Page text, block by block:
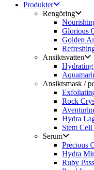
Produkter
Rengöring
Glorious
Golden
Ansiktsvatten
Hydrating
Ansiktsmask /
Rock
Hydra
Stem
Serum
Precious
Hydra
Ruby